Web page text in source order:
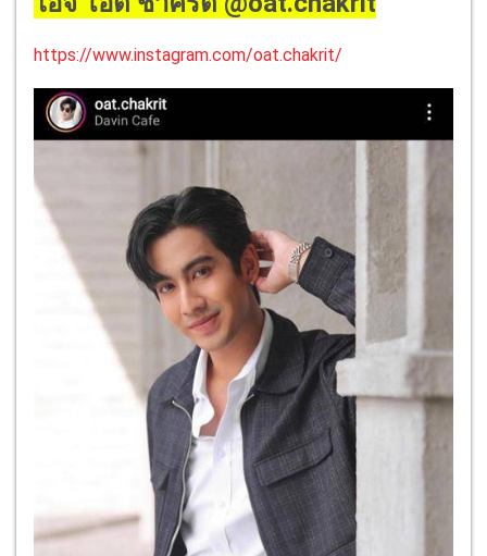
https://www.instagram.com/oat.chakrit/